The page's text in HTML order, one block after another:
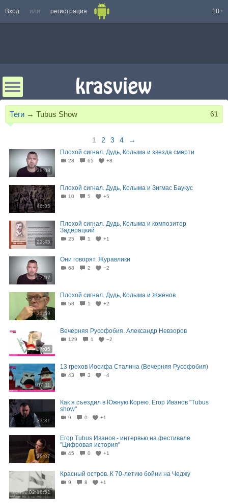
Вход или регистрация 18+
Теги → Tubus Show 61
1 2 3 4 →
38:08
Плохой сигнал. Дудь, Колыма и звезда смерти
28 65 +8
46:35
Плохой сигнал. Дудь, Колыма и Зигмас Баукус
10 5 +5
22:45
Плохой сигнал. Дудь, Колыма и композитор
Задерацкий
25 1 +1
02:07
Они говорят. Журавлики
68 2 −2
31:59
Плохой сигнал. Дудь, Колыма и Жжёнов
58 1 +2
07:05
Вечерняя Русофобия. Александр Невзоров
129 1 −2
07:11
13 грехов Иосифа Сталина (Вечерняя Русофобия)
43 3 −4
33:31
Как я съездил в Южную Корею. Егор Иванов "Tubus
show"
9 0 +1
38:07
Егор Tubus Иванов - интервью на фестивале
"Цифровая история"
45 0 +1
02:16:51
Красный остров. К 70-летию бойни на Чеджу
9 8 +1